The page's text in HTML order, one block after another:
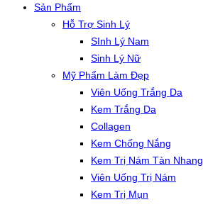
Sản Phẩm
Hỗ Trợ Sinh Lý
SInh Lý Nam
Sinh Lý Nữ
Mỹ Phẩm Làm Đẹp
Viên Uống Trắng Da
Kem Trắng Da
Collagen
Kem Chống Nắng
Kem Trị Nám Tàn Nhang
Viên Uống Trị Nám
Kem Trị Mụn